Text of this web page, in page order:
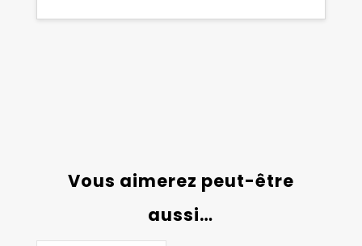
Vous aimerez peut-être
aussi…